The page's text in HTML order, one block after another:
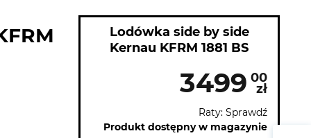
Lodówka side by side
Kernau KFRM 1881 BS
3499 00
zł
Raty: Sprawdź
Produkt dostępny w magazynie